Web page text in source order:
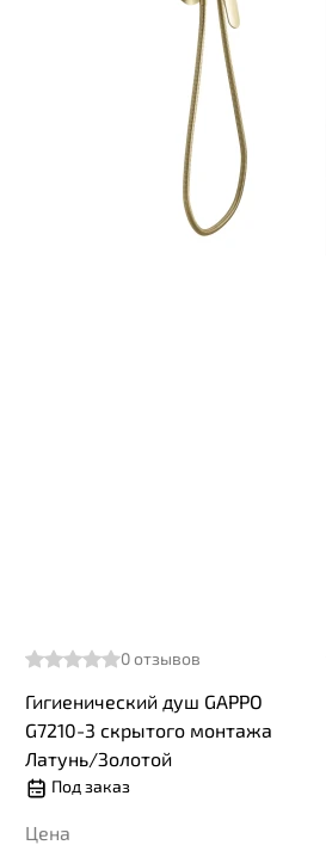
0отзывов
Гигиенический душ GAPPO
G7210-3 скрытого монтажа
Латунь/Золотой
Под заказ
Цена